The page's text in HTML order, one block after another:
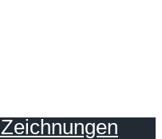
Zeichnungen